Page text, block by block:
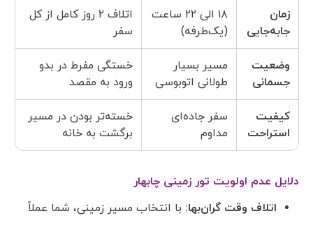
زمان
جابه‌جایی
۱۸ الی ۲۲ ساعت
(یک‌طرفه)
اتلاف ۲ روز کامل از کل
سفر
وضعیت
جسمانی
مسیر بسیار
طولانی اتوبوسی
خستگی مفرط در بدو
ورود به مقصد
کیفیت
استراحت
سفر جاده‌ای
مداوم
خسته‌تر بودن در مسیر
برگشت به خانه
دلایل عدم اولویت تور زمینی چابهار
اتلاف وقت گران‌بها: با انتخاب مسیر زمینی، شما عملاً